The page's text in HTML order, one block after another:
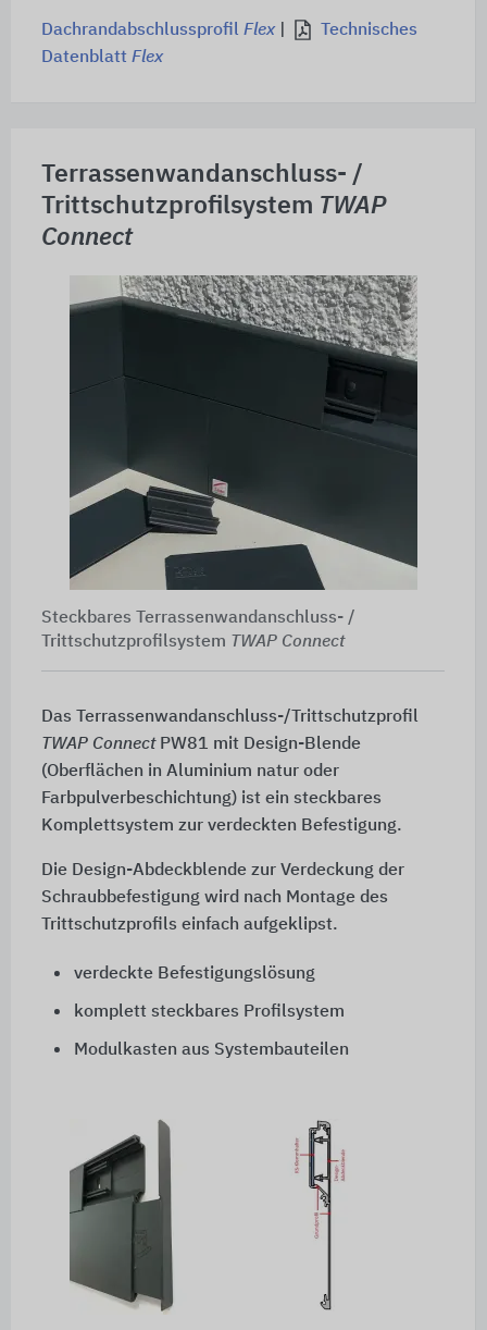
Dachrandabschlussprofil Flex|
Technisches
Datenblatt Flex
Terrassenwandanschluss- /
Trittschutzprofilsystem TWAP
Connect
Steckbares Terrassenwandanschluss- /
Trittschutzprofilsystem TWAP Connect
Das Terrassenwandanschluss-/Trittschutzprofil
TWAP ConnectPW81 mit Design-Blende
(Oberflächen in Aluminium natur oder
Farbpulverbeschichtung) ist ein steckbares
Komplettsystem zur verdeckten Befestigung.
Die Design-Abdeckblende zur Verdeckung der
Schraubbefestigung wird nach Montage des
Trittschutzprofils einfach aufgeklipst.
verdeckte Befestigungslösung
komplett steckbares Profilsystem
Modulkasten aus Systembauteilen